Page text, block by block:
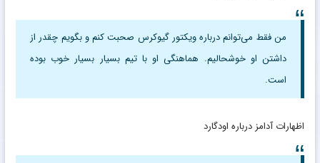
من فقط می‌توانم درباره ویکتور گیوکرس صحبت کنم و بگویم چقدر از
داشتن او خوشحالیم. هماهنگی او با تیم بسیار بسیار خوب بوده
است.
اظهارات آدامز درباره اودگارد